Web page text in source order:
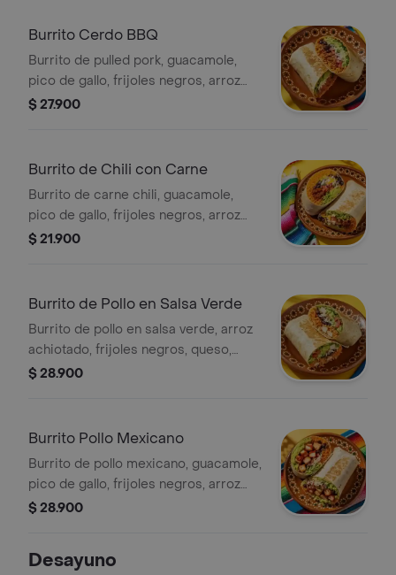
Burrito Cerdo BBQ
Burrito de pulled pork, guacamole,
pico de gallo, frijoles negros, arroz
achiote, lechuga y queso.
$ 27.900
Burrito de Chili con Carne
Burrito de carne chili, guacamole,
pico de gallo, frijoles negros, arroz
achiote, lechuga, queso y salsa verde.
$ 21.900
Burrito de Pollo en Salsa Verde
Burrito de pollo en salsa verde, arroz
achiotado, frijoles negros, queso,
guacamole, pico de gallo, lechuga y
$ 28.900
Burrito Pollo Mexicano
Burrito de pollo mexicano, guacamole,
pico de gallo, frijoles negros, arroz
achiote, lechuga y queso.
$ 28.900
Desayuno